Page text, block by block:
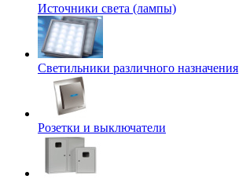
Источники света (лампы)
Светильники различного назначения
Розетки и выключатели